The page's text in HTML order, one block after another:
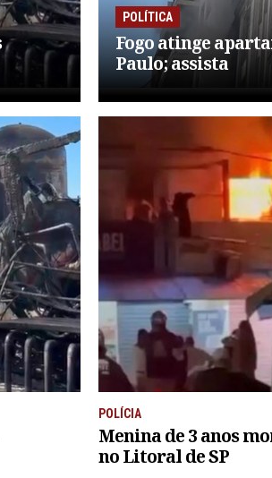
POLÍTICA
Fogo atinge
Paulo; assista
POLÍCIA
Menina de 3 anos
no Litoral de SP